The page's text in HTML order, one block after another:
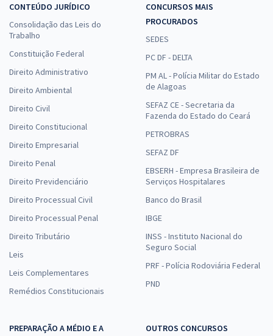
CONTEÚDO JURÍDICO
Consolidação das Leis do
Trabalho
Constituição Federal
Direito Administrativo
Direito Ambiental
Direito Civil
Direito Constitucional
Direito Empresarial
Direito Penal
Direito Previdenciário
Direito Processual Civil
Direito Processual Penal
Direito Tributário
Leis
Leis Complementares
Remédios Constitucionais
CONCURSOS MAIS
PROCURADOS
SEDES
PC DF - DELTA
PM AL - Polícia Militar do Estado
de Alagoas
SEFAZ CE - Secretaria da
Fazenda do Estado do Ceará
PETROBRAS
SEFAZ DF
EBSERH - Empresa Brasileira de
Serviços Hospitalares
Banco do Brasil
IBGE
INSS - Instituto Nacional do
Seguro Social
PRF - Polícia Rodoviária Federal
PND
PREPARAÇÃO A MÉDIO E A
OUTROS CONCURSOS